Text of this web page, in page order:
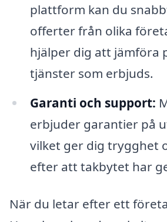
plattform kan du
offerter från olika
hjälper dig att jämföra
tjänster som erbjuds.
Garanti och support:
erbjuder garantier på
vilket ger dig trygghet
efter att takbytet har
När du letar efter ett